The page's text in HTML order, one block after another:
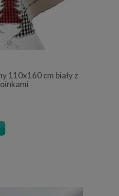
110x160 cm biały z